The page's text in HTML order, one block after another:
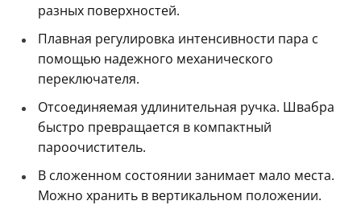
разных поверхностей.
Плавная регулировка интенсивности пара с
помощью надежного механического
переключателя.
Отсоединяемая удлинительная ручка. Швабра
быстро превращается в компактный
пароочиститель.
В сложенном состоянии занимает мало места.
Можно хранить в вертикальном положении.